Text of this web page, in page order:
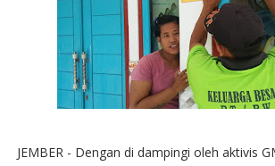
JEMBER - Dengan di dampingi oleh aktivis